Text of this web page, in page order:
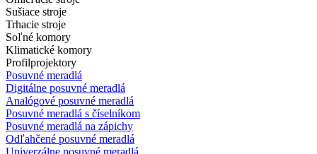
Sušiace stroje
Trhacie stroje
Soľné komory
Klimatické komory
Profilprojektory
Posuvné meradlá
Digitálne posuvné meradlá
Analógové posuvné meradlá
Posuvné meradlá s číselníkom
Posuvné meradlá na zápichy
Odľahčené posuvné meradlá
Univerzálne posuvné meradlá